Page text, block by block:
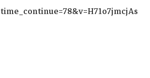
time_continue=78&v=H71o7jmcjAs